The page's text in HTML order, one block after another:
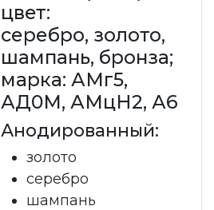
цвет:
серебро, золото,
шампань, бронза;
марка: АМг5,
АД0М, АМцН2, А6
Анодированный:
золото
серебро
шампань